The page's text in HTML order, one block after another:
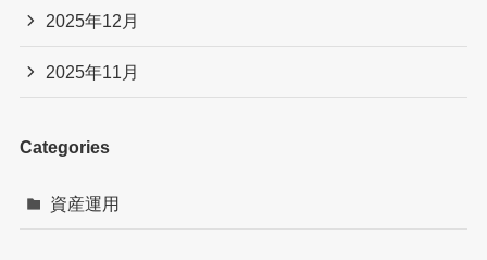
2025年12月
2025年11月
Categories
資産運用